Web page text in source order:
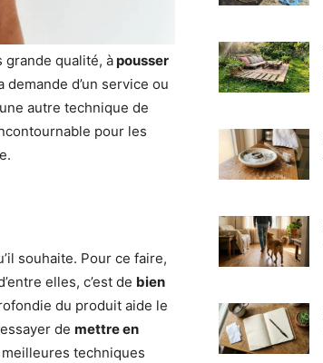
grande qualité, àpousser
demande d’un service ou
autre technique de
pour les
souhaite. Pour ce faire,
elles, c’est de bien
du produit aide le
de mettre en
techniques